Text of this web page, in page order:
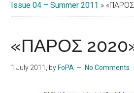
Issue 04 – Summer 2011 »
«ΠΑΡΟΣ
1 July 2011 , by FoPA No Comments